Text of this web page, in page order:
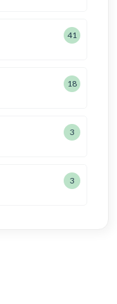
41
18
3
3